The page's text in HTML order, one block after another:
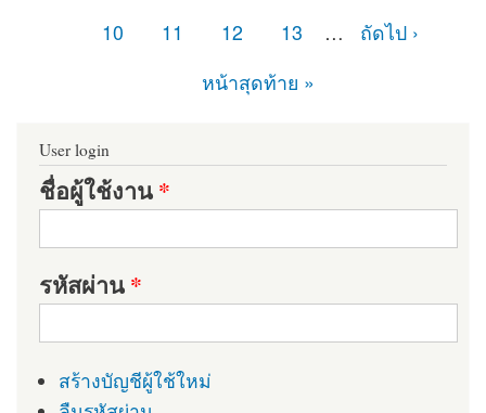
10
11 12 13 …
ถัดไป ›
หน้าสุดท้าย »
User login
ชื่อผู้ใช้งาน*
รหัสผ่าน*
สร้างบัญชีผู้ใช้ใหม่